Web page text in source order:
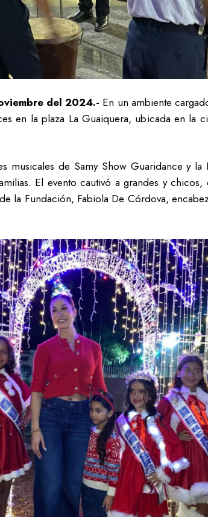
del 2024.- En un ambiente
en la plaza La Guaiquera, ubicada en la
de Samy Show Guaridance y
El evento cautivó a grandes y
la Fundación, Fabiola De Córdova,